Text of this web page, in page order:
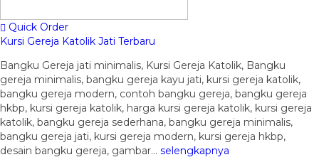
Quick Order
Kursi Gereja Katolik Jati Terbaru
Bangku Gereja jati minimalis, Kursi Gereja Katolik, Bangku
gereja minimalis, bangku gereja kayu jati, kursi gereja katolik,
bangku gereja modern, contoh bangku gereja, bangku gereja
hkbp, kursi gereja katolik, harga kursi gereja katolik, kursi gereja
katolik, bangku gereja sederhana, bangku gereja minimalis,
bangku gereja jati, kursi gereja modern, kursi gereja hkbp,
desain bangku gereja, gambar… selengkapnya